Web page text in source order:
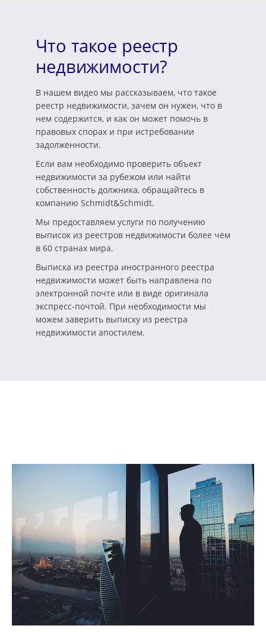
Что такое реестр
недвижимости?
В нашем видео мы рассказываем, что такое
реестр недвижимости, зачем он нужен, что в
нем содержится, и как он может помочь в
правовых спорах и при истребовании
задолженности.
Если вам необходимо проверить объект
недвижимости за рубежом или найти
собственность должника, обращайтесь в
компанию Schmidt&Schmidt.
Мы предоставляем услуги по получению
выписок из реестров недвижимости более чем
в 60 странах мира.
Выписка из реестра иностранного реестра
недвижимости может быть направлена по
электронной почте или в виде оригинала
экспресс-почтой. При необходимости мы
можем заверить выписку из реестра
недвижимости апостилем.